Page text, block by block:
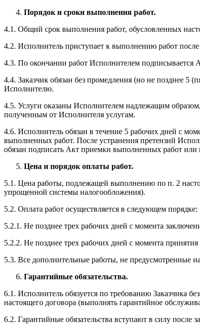
Порядок и сроки выполнения работ.
4.1. Общий срок выполнения работ, обусловленных
4.2. Исполнитель приступает к выполнению работ
4.3. По окончании работ Исполнителем подписывается
4.4. Заказчик обязан без промедления (но не позднее
Исполнителю.
4.5. Услуги оказаны Исполнителем надлежащим
полученным от Исполнителя услугам.
4.6. Исполнитель обязан в течение 5 рабочих дней с
выполненных работ. После устранения претензий
обязан подписать Акт приемки выполненных работ или
Цена и порядок оплаты работ.
5.1. Цена работы, подлежащей выполнению по п. 2
упрощенной системы налогообложения).
5.2. Оплата работ осуществляется в следующем порядке:
5.2.1. Не позднее трех рабочих дней с момента
5.2.2. Не позднее трех рабочих дней с момента принятия
5.3. Все дополнительные работы, не предусмотренные
Гарантийные обязательства.
6.1. Исполнитель обязуется по требованию Заказчика
настоящего договора (выполнять гарантийное
6.2. Гарантийные обязательства вступают в силу после